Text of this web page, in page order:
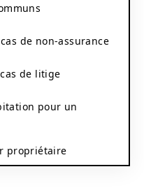
de non-assurance
de litige
pour un
propriétaire